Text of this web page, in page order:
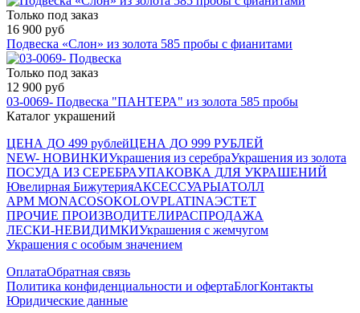
Только под заказ
16 900 руб
Подвеска «Слон» из золота 585 пробы с фианитами
Только под заказ
12 900 руб
03-0069- Подвеска "ПАНТЕРА" из золота 585 пробы
Каталог украшений
ЦЕНА ДО 499 рублейЦЕНА ДО 999 РУБЛЕЙ
NEW- НОВИНКИУкрашения из серебраУкрашения из золота
ПОСУДА ИЗ СЕРЕБРАУПАКОВКА ДЛЯ УКРАШЕНИЙ
Ювелирная БижутерияАКСЕССУАРЫАТОЛЛ
APM MONACOSOKOLOVPLATINAЭСТЕТ
ПРОЧИЕ ПРОИЗВОДИТЕЛИРАСПРОДАЖА
ЛЕСКИ-НЕВИДИМКИУкрашения с жемчугом
Украшения с особым значением
ОплатаОбратная связь
Политика конфиденциальности и офертаБлогКонтакты
Юридические данные